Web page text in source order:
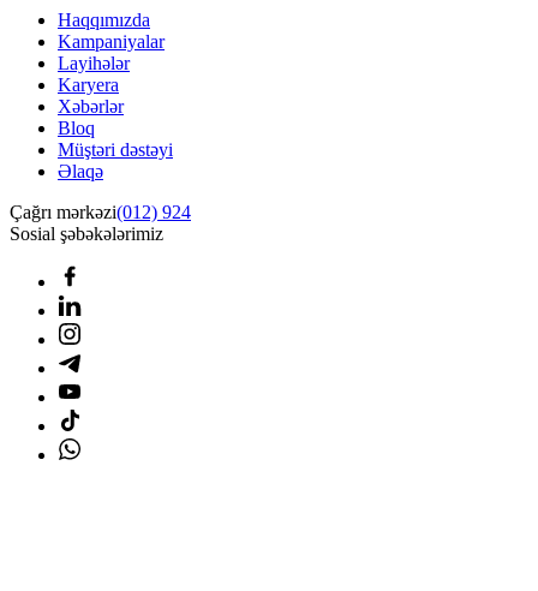
Haqqımızda
Kampaniyalar
Layihələr
Karyera
Xəbərlər
Bloq
Müştəri dəstəyi
Əlaqə
Çağrı mərkəzi(012) 924
Sosial şəbəkələrimiz